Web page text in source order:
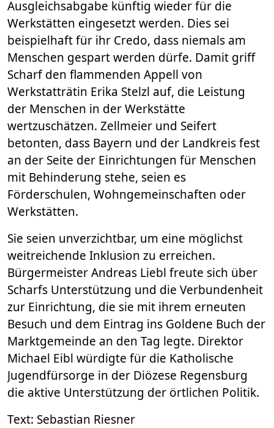
Ausgleichsabgabe künftig wieder für die
Werkstätten eingesetzt werden. Dies sei
beispielhaft für ihr Credo, dass niemals am
Menschen gespart werden dürfe. Damit griff
Scharf den flammenden Appell von
Werkstatträtin Erika Stelzl auf, die Leistung
der Menschen in der Werkstätte
wertzuschätzen. Zellmeier und Seifert
betonten, dass Bayern und der Landkreis fest
an der Seite der Einrichtungen für Menschen
mit Behinderung stehe, seien es
Förderschulen, Wohngemeinschaften oder
Werkstätten.
Sie seien unverzichtbar, um eine möglichst
weitreichende Inklusion zu erreichen.
Bürgermeister Andreas Liebl freute sich über
Scharfs Unterstützung und die Verbundenheit
zur Einrichtung, die sie mit ihrem erneuten
Besuch und dem Eintrag ins Goldene Buch der
Marktgemeinde an den Tag legte. Direktor
Michael Eibl würdigte für die Katholische
Jugendfürsorge in der Diözese Regensburg
die aktive Unterstützung der örtlichen Politik.
Text: Sebastian Riesner